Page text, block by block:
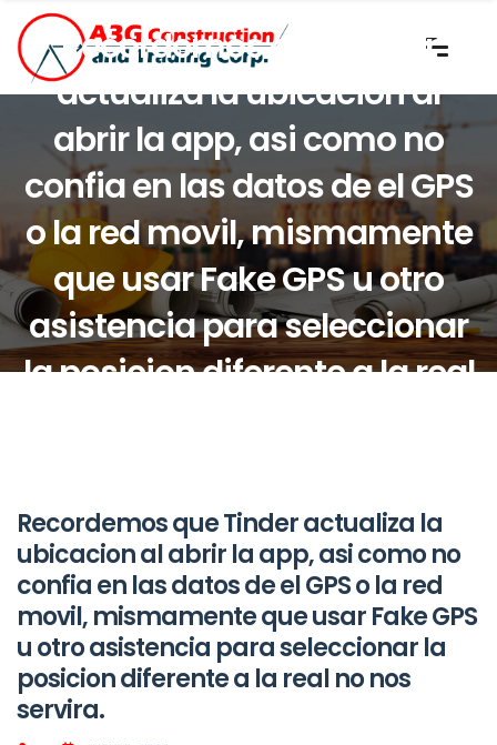
Recordemos que Tinder
actualiza la ubicacion al
abrir la app, asi­ como no
confia en las datos de el GPS
o la red movil, mismamente
que usar Fake GPS u otro
asistencia para seleccionar
la posicion diferente a la real
Recordemos que Tinder actualiza la
ubicacion al abrir la app, asi­ como no
confia en las datos de el GPS o la red
movil, mismamente que usar Fake GPS
u otro asistencia para seleccionar la
posicion diferente a la real no nos
servira.